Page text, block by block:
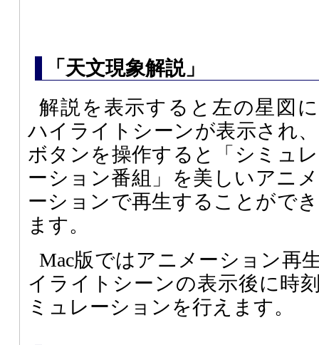
「天文現象解説」
解説を表示すると左の星図に
ハイライトシーンが表示され、
ボタンを操作すると「シミュレ
ーション番組」を美しいアニメ
ーションで再生することができ
ます。
Mac版ではアニメーション再
イライトシーンの表示後に時
ミュレーションを行えます。